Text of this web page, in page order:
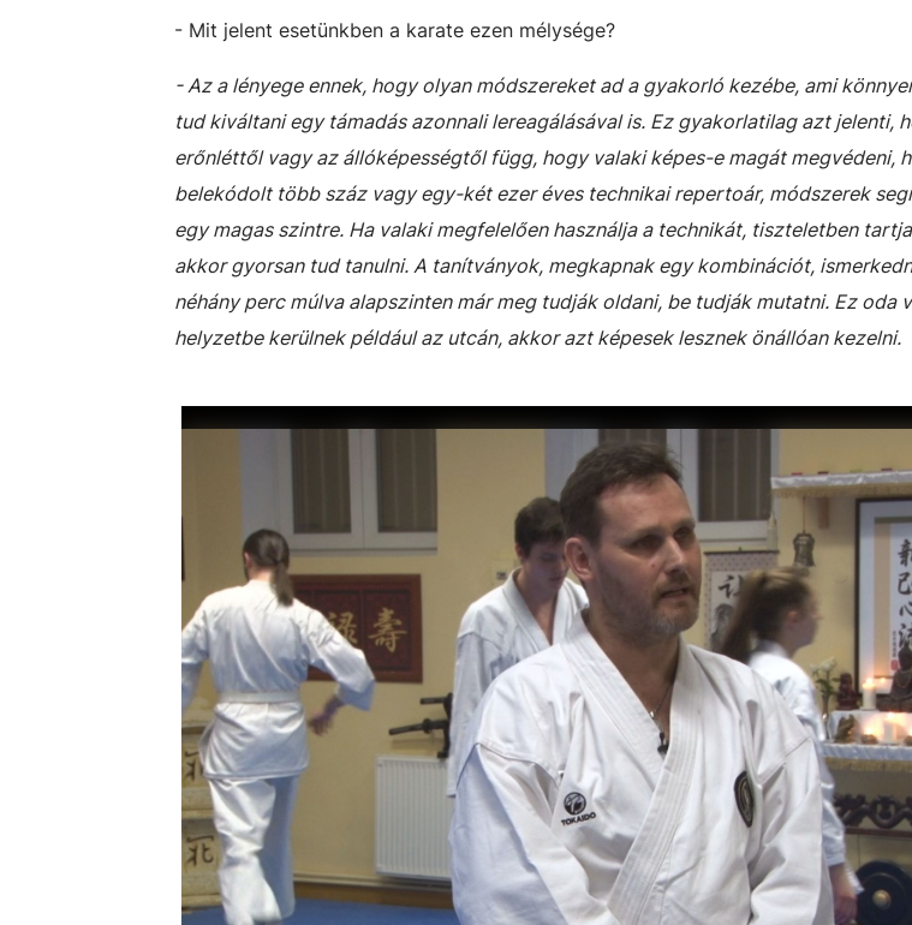
- Mit jelent esetünkben a karate ezen mélysége?
- Az a lényege ennek, hogy olyan módszereket ad a gyakorló kezébe, ami
tud kiváltani egy támadás azonnali lereagálásával is. Ez gyakorlatilag azt jelenti,
erőnléttől vagy az állóképességtől függ, hogy valaki képes-e magát megvédeni,
belekódolt több száz vagy egy-két ezer éves technikai repertoár, módszerek
egy magas szintre. Ha valaki megfelelően használja a technikát, tiszteletben
akkor gyorsan tud tanulni. A tanítványok, megkapnak egy kombinációt,
néhány perc múlva alapszinten már meg tudják oldani, be tudják mutatni. Ez oda
helyzetbe kerülnek például az utcán, akkor azt képesek lesznek önállóan kezelni.